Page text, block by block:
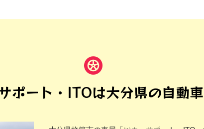
ポート・ITOは大分県の自動